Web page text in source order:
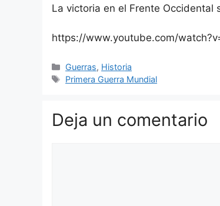
La victoria en el Frente Occidental
https://www.youtube.com/
Categorías
Guerras, Historia
Etiquetas
Primera Guerra Mundial
Deja un comentario